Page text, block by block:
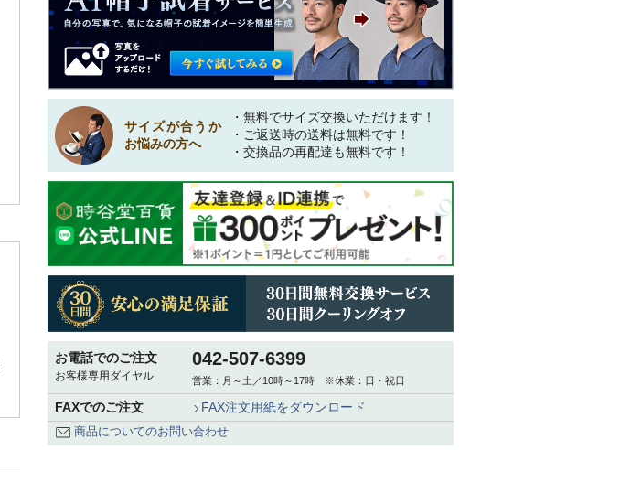
サイズが合うか
お悩みの方へ
・無料でサイズ交換いただけます！
・ご返送時の送料は無料です！
・交換品の再配達も無料です！
お電話でのご注文
お客様専用ダイヤル
042-507-6399
営業：月～土／10時～17時 ※休業：日・祝日
FAXでのご注文 FAX注文用紙をダウンロード
商品についてのお問い合わせ